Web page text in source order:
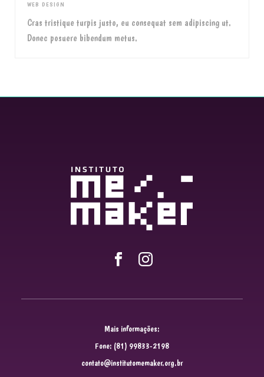
WEB DESIGN
Cras tristique turpis justo, eu consequat sem adipiscing ut.
Donec posuere bibendum metus.
Mais informações:
Fone: (81) 99833-2198
contato@institutomemaker.org.br